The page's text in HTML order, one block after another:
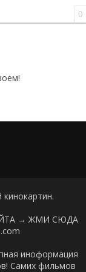
0
кинокартин.
→ ЖМИ СЮДА
иноформация
Самих фильмов